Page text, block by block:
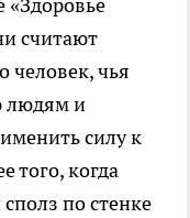
«Здоровье
считают
человек, чья
людям и
силу к
того, когда
по стенке